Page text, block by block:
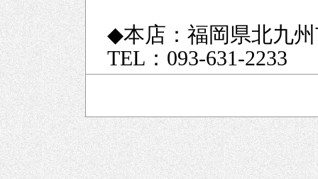
◆本店：福岡県北九
TEL：093-631-2233